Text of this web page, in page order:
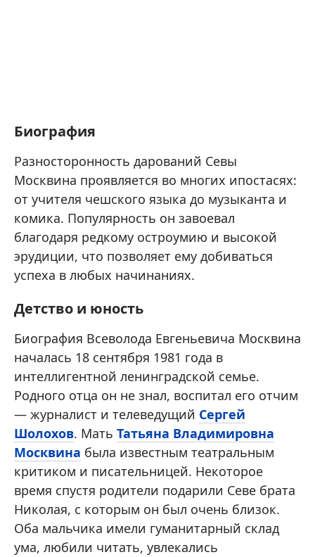
Биография
Разносторонность дарований Севы
Москвина проявляется во многих ипостасях:
от учителя чешского языка до музыканта и
комика. Популярность он завоевал
благодаря редкому остроумию и высокой
эрудиции, что позволяет ему добиваться
успеха в любых начинаниях.
Детство и юность
Биография Всеволода Евгеньевича Москвина
началась 18 сентября 1981 года в
интеллигентной ленинградской семье.
Родного отца он не знал, воспитал его отчим
— журналист и телеведущий Сергей
Шолохов. Мать Татьяна Владимировна
Москвина была известным театральным
критиком и писательницей. Некоторое
время спустя родители подарили Севе брата
Николая, с которым он был очень близок.
Оба мальчика имели гуманитарный склад
ума, любили читать, увлекались